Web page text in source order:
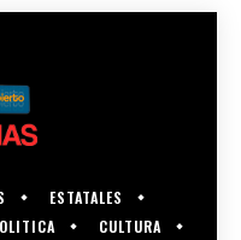
ESTATALES
CULTURA